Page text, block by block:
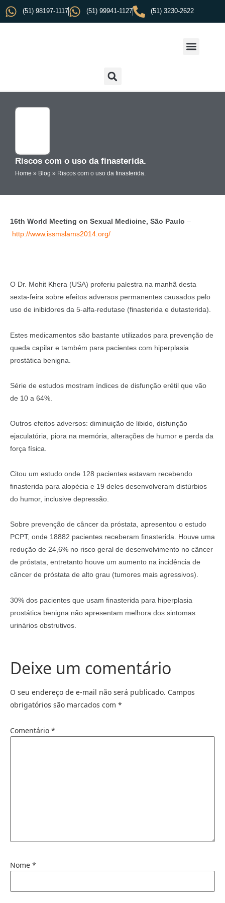
(51) 98197-1117 (51) 99941-1127 (51) 3230-2622
Riscos com o uso da finasterida.
Home » Blog » Riscos com o uso da finasterida.
16th World Meeting on Sexual Medicine, São Paulo –
http://www.issmslams2014.org/
O Dr. Mohit Khera (USA) proferiu palestra na manhã desta
sexta-feira sobre efeitos adversos permanentes causados pelo
uso de inibidores da 5-alfa-redutase (finasterida e dutasterida).
Estes medicamentos são bastante utilizados para prevenção de
queda capilar e também para pacientes com hiperplasia
prostática benigna.
Série de estudos mostram índices de disfunção erétil que vão
de 10 a 64%.
Outros efeitos adversos: diminuição de libido, disfunção
ejaculatória, piora na memória, alterações de humor e perda da
força física.
Citou um estudo onde 128 pacientes estavam recebendo
finasterida para alopécia e 19 deles desenvolveram distúrbios
do humor, inclusive depressão.
Sobre prevenção de câncer da próstata, apresentou o estudo
PCPT, onde 18882 pacientes receberam finasterida. Houve uma
redução de 24,6% no risco geral de desenvolvimento no câncer
de próstata, entretanto houve um aumento na incidência de
câncer de próstata de alto grau (tumores mais agressivos).
30% dos pacientes que usam finasterida para hiperplasia
prostática benigna não apresentam melhora dos sintomas
urinários obstrutivos.
Deixe um comentário
O seu endereço de e-mail não será publicado. Campos
obrigatórios são marcados com *
Comentário *
Nome *